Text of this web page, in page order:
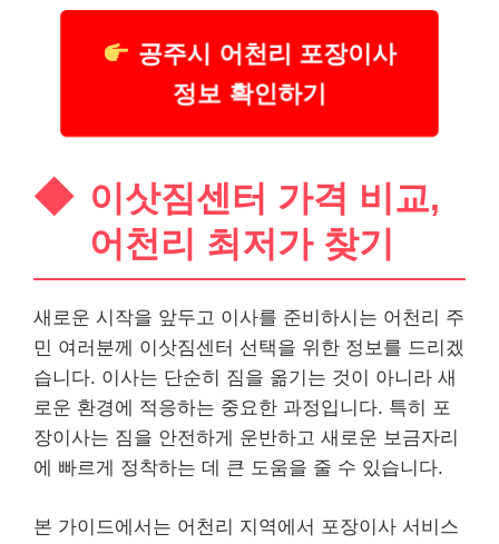
공주시 어천리 포장이사
정보 확인하기
이삿짐센터 가격 비교,
어천리 최저가 찾기
새로운 시작을 앞두고 이사를 준비하시는 어천리 주
민 여러분께 이삿짐센터 선택을 위한 정보를 드리겠
습니다. 이사는 단순히 짐을 옮기는 것이 아니라 새
로운 환경에 적응하는 중요한 과정입니다. 특히 포
장이사는 짐을 안전하게 운반하고 새로운 보금자리
에 빠르게 정착하는 데 큰 도움을 줄 수 있습니다.
본 가이드에서는 어천리 지역에서 포장이사 서비스